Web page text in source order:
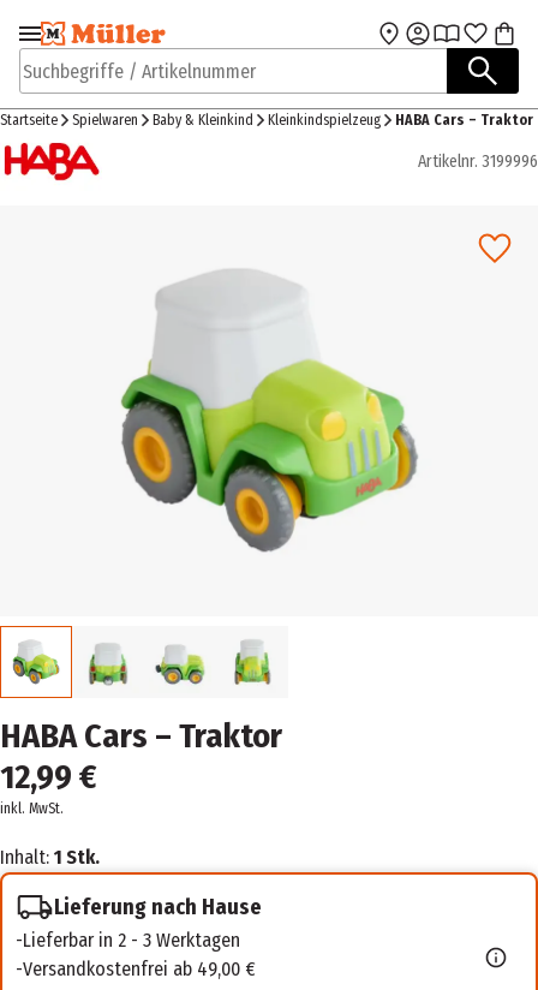
Zur Navigation
springen
Zum Hauptinhalt
Suchbegriffe / Artikelnummer
Startseite Spielwaren Baby & Kleinkind Kleinkindspielzeug HABA Cars – Traktor
Artikelnr. 3199996
HABA Cars – Traktor
12,99 €
inkl. MwSt.
Inhalt: 1 Stk.
Lieferung nach Hause
Lieferbar in 2 - 3 Werktagen
Versandkostenfrei ab 49,00 €